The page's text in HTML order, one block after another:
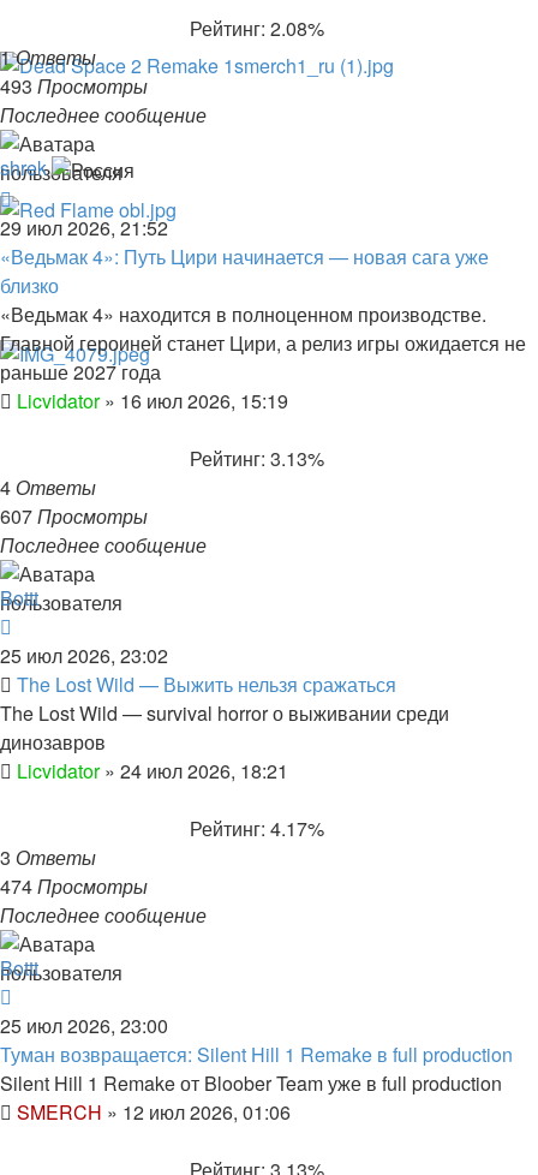
Рейтинг: 2.08%
1Ответы
493 Просмотры
Последнее сообщение
shrek
29 июл 2026, 21:52
«Ведьмак 4»: Путь Цири начинается — новая сага уже
близко
«Ведьмак 4» находится в полноценном производстве.
Главной героиней станет Цири, а релиз игры ожидается не
раньше 2027 года
Licvidator» 16 июл 2026, 15:19
Рейтинг: 3.13%
4 Ответы
607Просмотры
Последнее сообщение
Bottt
25 июл 2026, 23:02
The Lost Wild — Выжить нельзя сражаться
The Lost Wild — survival horror о выживании среди
динозавров
Licvidator» 24 июл 2026, 18:21
Рейтинг: 4.17%
3 Ответы
474Просмотры
Последнее сообщение
Bottt
25 июл 2026, 23:00
Туман возвращается: Silent Hill 1 Remake в full production
Silent Hill 1 Remake от Bloober Team уже в full production
SMERCH » 12 июл 2026, 01:06